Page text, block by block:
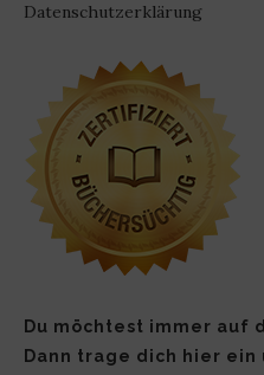
Datenschutzerklärung
Du möchtest immer auf
Dann trage dich hier ein